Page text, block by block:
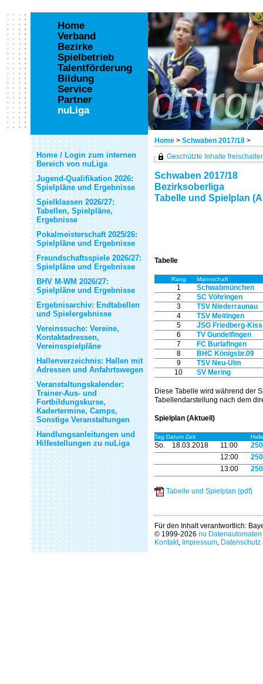
Home > Schwaben 2017/18 >
Home
Verband
Bezirke
Spielbetrieb
Talentförderung
Bildung
Service
Partner
nuLiga
Home / Login zum internen
Bereich von nuLiga
Jugend-Qualifikation 2026:
Spielpläne und Ergebnisse
Spielklassen 2026/27:
Tabellen, Spielpläne,
Ergebnisse
Pokalmeisterschaft 2025/26:
Spielpläne und Ergebnisse
Freundschaftsspiele 2026/27:
Spielpläne und Ergebnisse
BHV M-WM 2026/27:
Spielpläne und Ergebnisse
Ergebnisarchiv: Endtabellen
und Spielergebnisse
Vereinssuche: Vereine,
Kontaktadressen,
Vereinsspielpläne
Hallenverzeichnis: Hallen mit
Adressen und Anfahrtswegen
Veranstaltungskalender:
Trainer-Aus- und
Fortbildungskurse,
Kadertermine, Camps,
Sonstige Veranstaltungen
Handlungsanleitungen und
Hilfestellungen zu nuLiga
Geschützte Inhalte
Schwaben 2017/18
Bezirksoberliga
Tabelle und Spielplan
Tabelle
Rang Mannschaft
1
Schwabmünchen
2
SC Vöhringen
3
TSV Niederraunau
4
TSV Meitingen
5
JSG Friedberg-
6
TV Gundelfingen
7
FC Burlafingen
8
BHC Königsbr.09
9
TSV Neu-Ulm
10
SV Mering
Diese Tabelle wird während der
Tabellendarstellung nach dem
Spielplan (Aktuell)
Tag Datum Zeit
So. 18.03.2018 11:00
12:00
13:00
Tabelle und Spielplan (pdf)
Für den Inhalt verantwortlich:
© 1999-2026 nu
Kontakt, Impressum, Datenschutz